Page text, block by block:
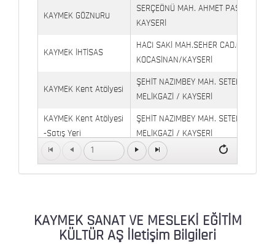
KAYMEK GÖZNURU
SERÇEÖNÜ MAH. AHMET PAŞA CAD.
KAYSERİ
KAYMEK İHTİSAS
HACI SAKİ MAH.SEHER CAD.(6009
KOCASİNAN/KAYSERİ
KAYMEK Kent Atölyesi
ŞEHİT NAZIMBEY MAH. SETENÖNÜ
MELİKGAZİ / KAYSERİ
KAYMEK Kent Atölyesi
-Satış Yeri
ŞEHİT NAZIMBEY MAH. SETENÖNÜ
MELİKGAZİ / KAYSERİ
Kaymek Köşk Sosyal
Köşk Mahallesi, Orgeneral Eşref Bitlis
KAYMEK SÜMER MEVLANA MAH. 8. CAD. NO: 28
1
KAYMEK SANAT VE MESLEKİ EĞİTİM
KÜLTÜR AŞ İletişim Bilgileri